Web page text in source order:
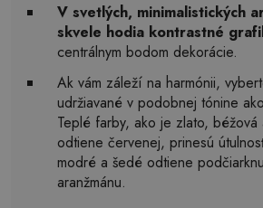
V svetlých, minimalistických
skvele hodia kontrastné
centrálnym bodom dekorácie.
Ak vám záleží na harmónii,
udržiavané v podobnej tónine
Teplé farby, ako je zlato,
odtiene červenej, prinesú
modré a šedé odtiene
aranžmánu.